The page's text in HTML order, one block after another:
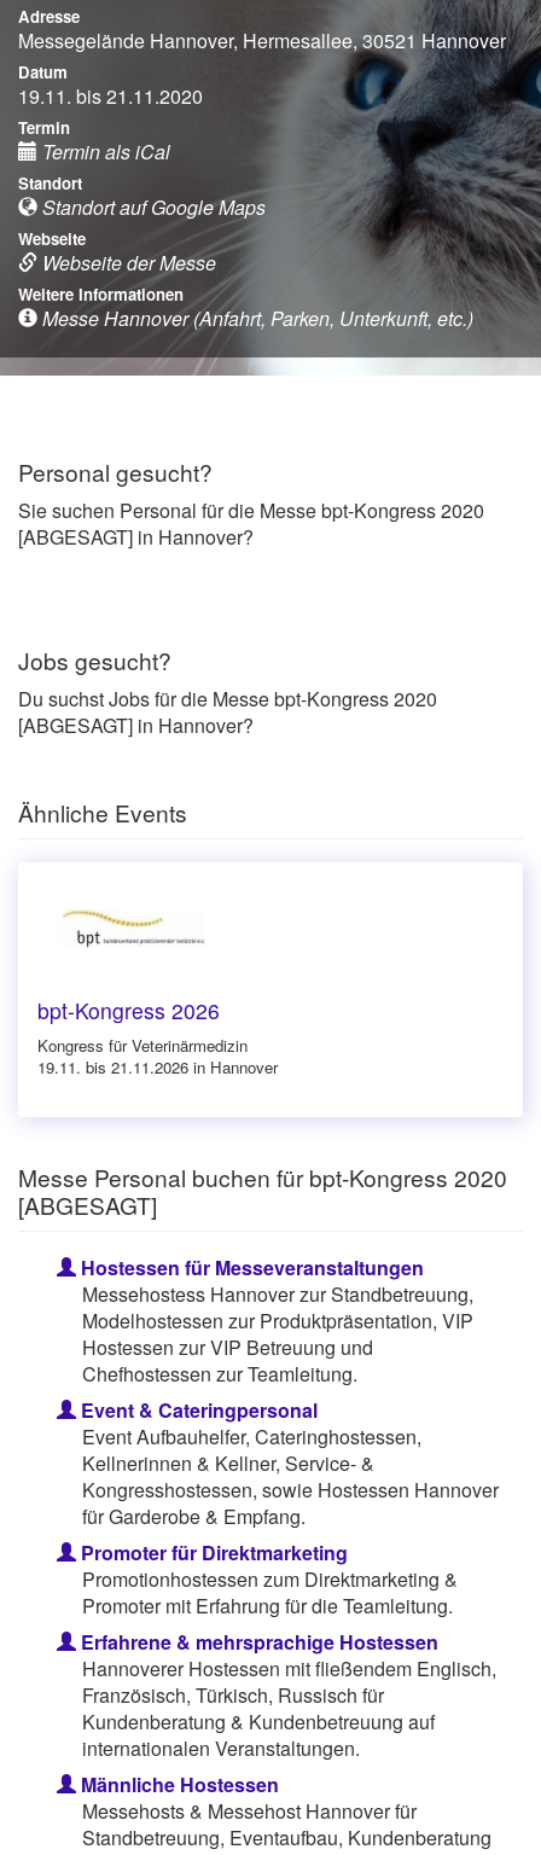
Adresse
Messegelände Hannover, Hermesallee, 30521 Hannover
Datum
19.11. bis 21.11.2020
Termin
Termin als iCal
Standort
Standort auf Google Maps
Webseite
Webseite der Messe
Weitere Informationen
Messe Hannover (Anfahrt, Parken, Unterkunft, etc.)
Personal gesucht?
Sie suchen Personal für die Messe bpt-Kongress 2020
[ABGESAGT] in Hannover?
Jobs gesucht?
Du suchst Jobs für die Messe bpt-Kongress 2020
[ABGESAGT] in Hannover?
Ähnliche Events
bpt-Kongress 2026
Kongress für Veterinärmedizin
19.11. bis 21.11.2026 in Hannover
Messe Personal buchen für bpt-Kongress 2020
[ABGESAGT]
Hostessen für Messeveranstaltungen
Messehostess Hannover zur Standbetreuung,
Modelhostessen zur Produktpräsentation, VIP
Hostessen zur VIP Betreuung und
Chefhostessen zur Teamleitung.
Event & Cateringpersonal
Event Aufbauhelfer, Cateringhostessen,
Kellnerinnen & Kellner, Service- &
Kongresshostessen, sowie Hostessen Hannover
für Garderobe & Empfang.
Promoter für Direktmarketing
Promotionhostessen zum Direktmarketing &
Promoter mit Erfahrung für die Teamleitung.
Erfahrene & mehrsprachige Hostessen
Hannoverer Hostessen mit fließendem Englisch,
Französisch, Türkisch, Russisch für
Kundenberatung & Kundenbetreuung auf
internationalen Veranstaltungen.
Männliche Hostessen
Messehosts & Messehost Hannover für
Standbetreuung, Eventaufbau, Kundenberatung